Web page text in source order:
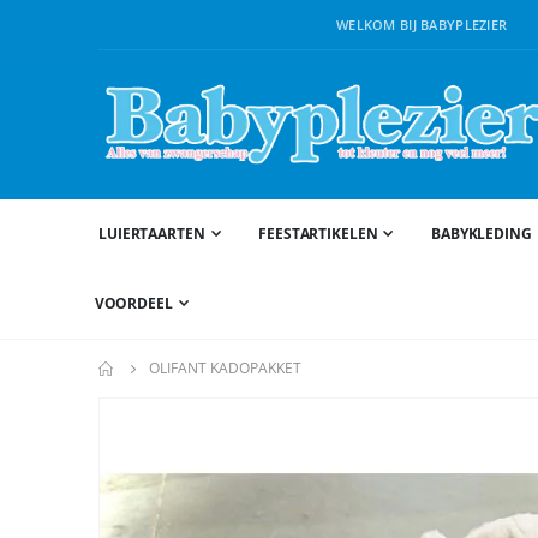
WELKOM BIJ BABYPLEZIER
LUIERTAARTEN FEESTARTIKELEN BABYKLEDING
VOORDEEL
OLIFANT KADOPAKKET
einde
van